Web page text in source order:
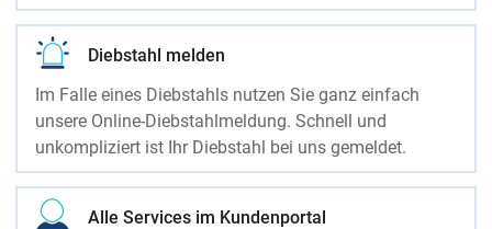
Diebstahl melden
Im Falle eines Diebstahls nutzen Sie ganz einfach
unsere Online-Diebstahlmeldung. Schnell und
unkompliziert ist Ihr Diebstahl bei uns gemeldet.
Alle Services im Kundenportal